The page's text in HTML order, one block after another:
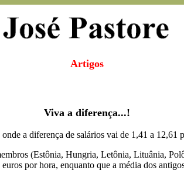
Artigos
Viva a diferença...!
a diferença de salários vai de 1,41 a 12,61
(Estônia, Hungria, Letônia, Lituânia,
por hora, enquanto que a média dos